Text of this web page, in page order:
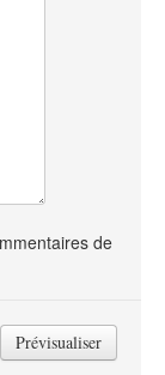
de